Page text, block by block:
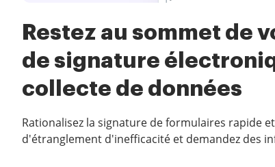
Restez au sommet de
de signature
collecte de données
Rationalisez la signature de formulaires rapide
d'étranglement d'inefficacité et demandez des